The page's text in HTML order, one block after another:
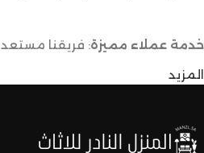
خدمة عملاء مميزة: فريقنا
المزيد